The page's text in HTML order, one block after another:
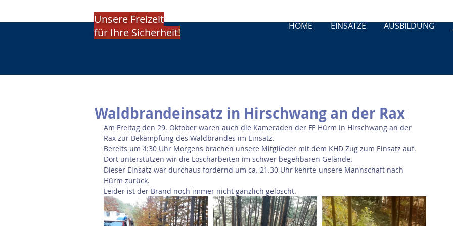
Unsere Freizeit
für Ihre Sicherheit!
HOME EINSÄTZE AUSBILDUNG
Waldbrandeinsatz in Hirschwang an der Rax
Am Freitag den 29. Oktober waren auch die Kameraden der FF Hürm in Hirschwang an der
Rax zur Bekämpfung des Waldbrandes im Einsatz.
Bereits um 4:30 Uhr Morgens brachen unsere Mitglieder mit dem KHD Zug zum Einsatz auf.
Dort unterstützen wir die Löscharbeiten im schwer begehbaren Gelände.
Dieser Einsatz war durchaus fordernd um ca. 21.30 Uhr kehrte unsere Mannschaft nach
Hürm zurück.
Leider ist der Brand noch immer nicht gänzlich gelöscht.